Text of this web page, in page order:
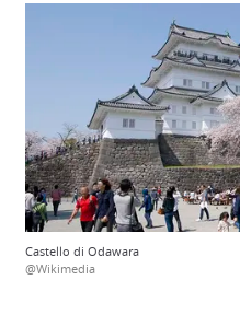
Castello di Odawara
@Wikimedia